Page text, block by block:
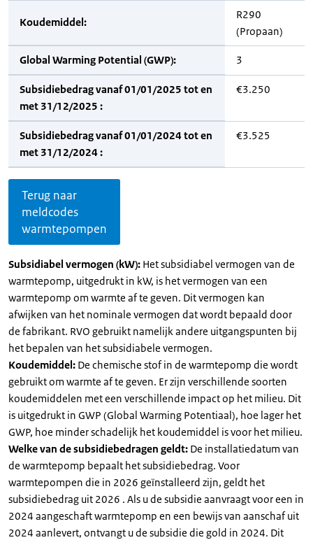
Koudemiddel:
R290
(Propaan)
Global Warming Potential (GWP): 3
Subsidiebedrag vanaf 01/01/2025 tot en
met 31/12/2025 :
€3.250
Subsidiebedrag vanaf 01/01/2024 tot en
met 31/12/2024 :
€3.525
Terug naar
meldcodes
warmtepompen
Subsidiabel vermogen (kW): Het subsidiabel vermogen van de
warmtepomp, uitgedrukt in kW, is het vermogen van een
warmtepomp om warmte af te geven. Dit vermogen kan
afwijken van het nominale vermogen dat wordt bepaald door
de fabrikant. RVO gebruikt namelijk andere uitgangspunten bij
het bepalen van het subsidiabele vermogen.
Koudemiddel: De chemische stof in de warmtepomp die wordt
gebruikt om warmte af te geven. Er zijn verschillende soorten
koudemiddelen met een verschillende impact op het milieu. Dit
is uitgedrukt in GWP (Global Warming Potentiaal), hoe lager het
GWP, hoe minder schadelijk het koudemiddel is voor het milieu.
Welke van de subsidiebedragen geldt: De installatiedatum van
de warmtepomp bepaalt het subsidiebedrag. Voor
warmtepompen die in 2026 geïnstalleerd zijn, geldt het
subsidiebedrag uit 2026 . Als u de subsidie aanvraagt voor een in
2024 aangeschaft warmtepomp en een bewijs van aanschaf uit
2024 aanlevert, ontvangt u de subsidie die gold in 2024. Dit